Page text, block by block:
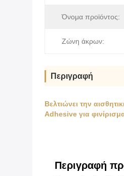
Όνομα προϊόντος:
Ζώνη άκρων:
Περιγραφή
Βελτιώνει την
Adhesive για
Περιγραφή